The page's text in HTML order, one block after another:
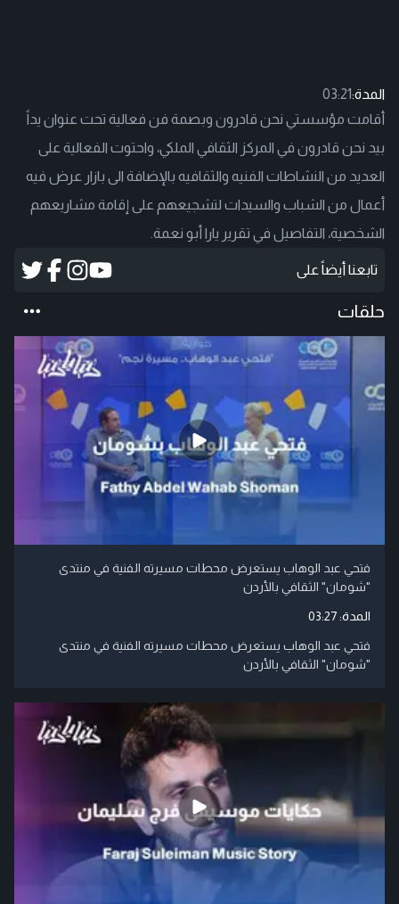
المدة:03:21
أقامت مؤسستي نحن قادرون وبصمة فن فعالية تحت عنوان يداً
بيد نحن قادرون في المركز الثقافي الملكي، واحتوت الفعالية على
العديد من النشاطات الفنيه والثقافيه بالإضافة الى بازار عرض فيه
أعمال من الشباب والسيدات لتشجيعهم على إقامة مشاريعهم
الشخصية، التفاصيل في تقرير يارا أبو نعمة.
تابعنا أيضاً على
حلقات
فتحي عبد الوهاب يستعرض محطات مسيرته الفنية في منتدى
"شومان" الثقافي بالأردن
المدة:03:27
فتحي عبد الوهاب يستعرض محطات مسيرته الفنية في منتدى
"شومان" الثقافي بالأردن